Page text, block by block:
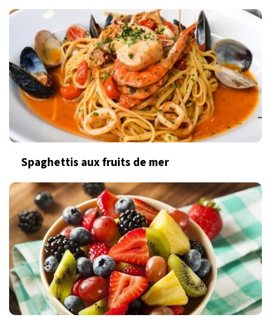
Spaghettis aux fruits de mer